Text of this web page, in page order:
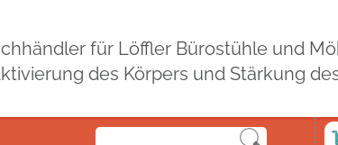
für Löffler Bürostühle und
des Körpers und Stärkung